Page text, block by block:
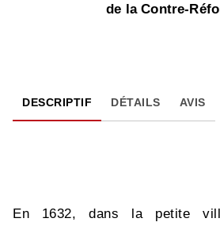
de la Contre-
DESCRIPTIF DÉTAILS AVIS
En 1632, dans la petite